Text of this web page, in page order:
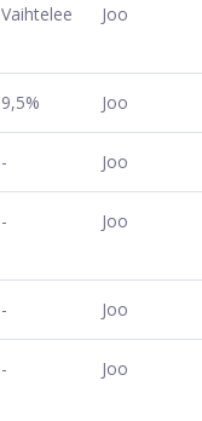
Vaihtelee Joo
9,5% Joo
- Joo
- Joo
- Joo
- Joo